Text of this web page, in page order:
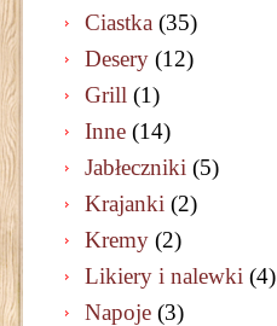
Ciastka (35)
Desery (12)
Grill (1)
Inne (14)
Jabłeczniki (5)
Krajanki (2)
Kremy (2)
Likiery i nalewki (4)
Napoje (3)